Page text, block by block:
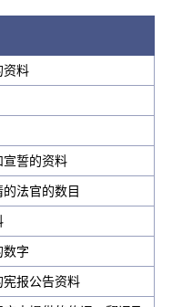
资料
宣誓的资料
法官的数目
数字
报公告资料